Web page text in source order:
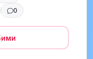
0